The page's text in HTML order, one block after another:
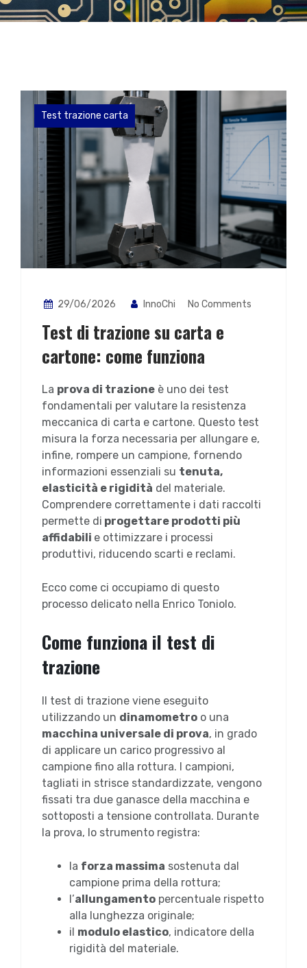
Test trazione carta
29/06/2026 InnoChi No Comments
Test di trazione su carta e
cartone: come funziona
La prova di trazione è uno dei test
fondamentali per valutare la resistenza
meccanica di carta e cartone. Questo test
misura la forza necessaria per allungare e,
infine, rompere un campione, fornendo
informazioni essenziali su tenuta,
elasticità e rigidità del materiale.
Comprendere correttamente i dati raccolti
permette di progettare prodotti più
affidabili e ottimizzare i processi
produttivi, riducendo scarti e reclami.
Ecco come ci occupiamo di questo
processo delicato nella Enrico Toniolo.
Come funziona il test di
trazione
Il test di trazione viene eseguito
utilizzando un dinamometro o una
macchina universale di prova, in grado
di applicare un carico progressivo al
campione fino alla rottura. I campioni,
tagliati in strisce standardizzate, vengono
fissati tra due ganasce della macchina e
sottoposti a tensione controllata. Durante
la prova, lo strumento registra:
la forza massima sostenuta dal
campione prima della rottura;
l’allungamento percentuale rispetto
alla lunghezza originale;
il modulo elastico, indicatore della
rigidità del materiale.